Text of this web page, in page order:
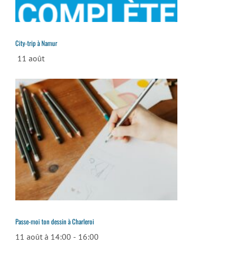
City-trip à Namur
11 août
Passe-moi ton dessin à Charleroi
11 août à 14:00 - 16:00